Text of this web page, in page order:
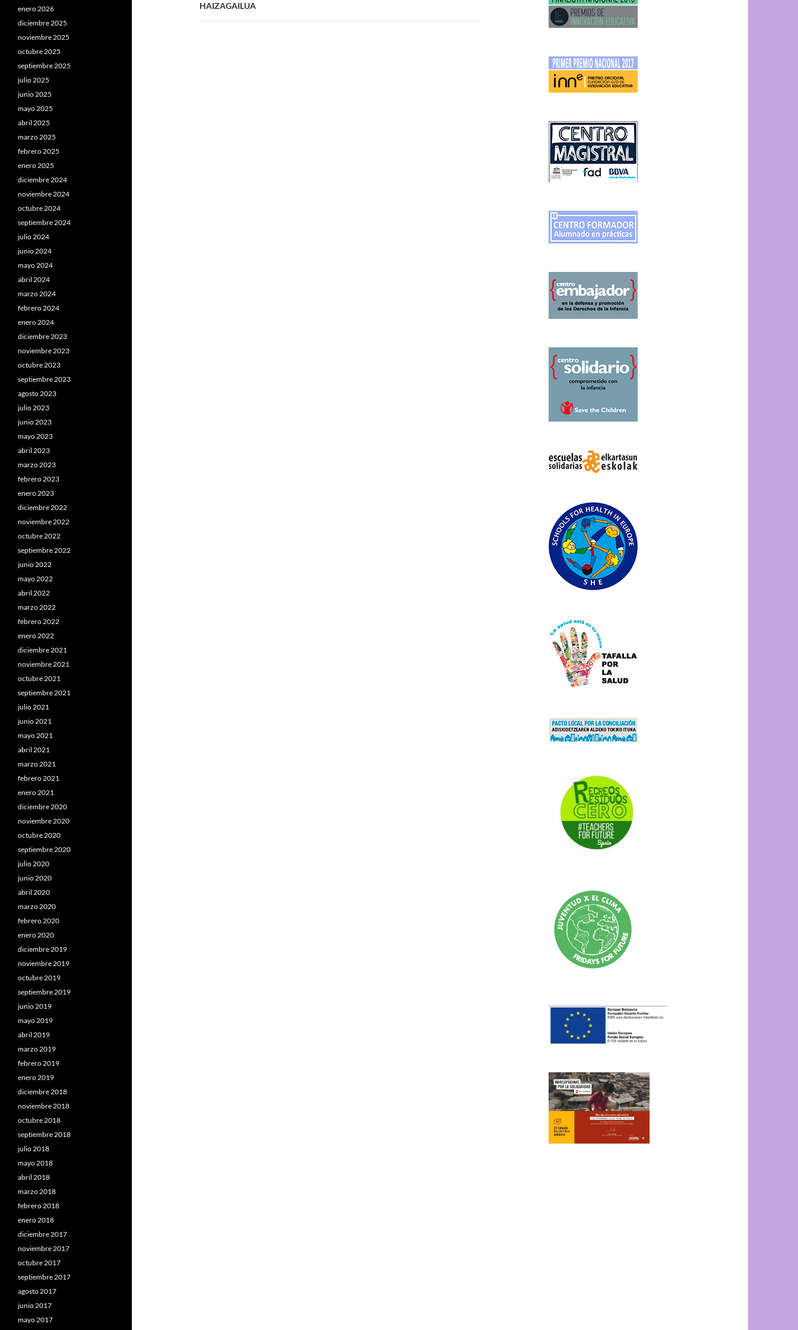
HAIZAGAILUA
enero 2026
diciembre 2025
noviembre 2025
octubre 2025
septiembre 2025
julio 2025
junio 2025
mayo 2025
abril 2025
marzo 2025
febrero 2025
enero 2025
diciembre 2024
noviembre 2024
octubre 2024
septiembre 2024
julio 2024
junio 2024
mayo 2024
abril 2024
marzo 2024
febrero 2024
enero 2024
diciembre 2023
noviembre 2023
octubre 2023
septiembre 2023
agosto 2023
julio 2023
junio 2023
mayo 2023
abril 2023
marzo 2023
febrero 2023
enero 2023
diciembre 2022
noviembre 2022
octubre 2022
septiembre 2022
junio 2022
mayo 2022
abril 2022
marzo 2022
febrero 2022
enero 2022
diciembre 2021
noviembre 2021
octubre 2021
septiembre 2021
julio 2021
junio 2021
mayo 2021
abril 2021
marzo 2021
febrero 2021
enero 2021
diciembre 2020
noviembre 2020
octubre 2020
septiembre 2020
julio 2020
junio 2020
abril 2020
marzo 2020
febrero 2020
enero 2020
diciembre 2019
noviembre 2019
octubre 2019
septiembre 2019
junio 2019
mayo 2019
abril 2019
marzo 2019
febrero 2019
enero 2019
diciembre 2018
noviembre 2018
octubre 2018
septiembre 2018
julio 2018
mayo 2018
abril 2018
marzo 2018
febrero 2018
enero 2018
diciembre 2017
noviembre 2017
octubre 2017
septiembre 2017
agosto 2017
junio 2017
mayo 2017